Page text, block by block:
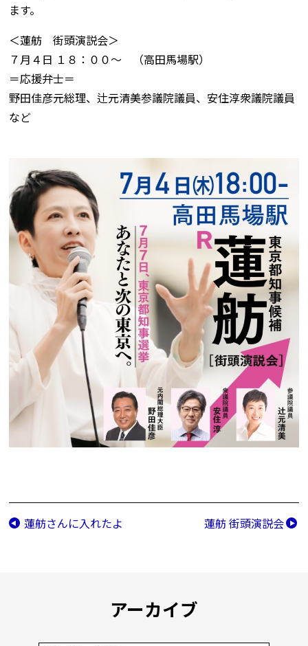
ます。
＜蓮舫 街頭演説会＞
７月４日 １８：００～ （高田馬場駅）
＝応援弁士＝
野田佳彦元総理、辻元清美参議院議員、安住淳衆議院議員
など
蓮舫さんに入れたよ 蓮舫 街頭演説会
アーカイブ